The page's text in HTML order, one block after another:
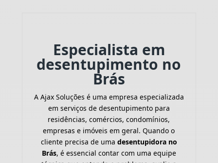
Especialista em
desentupimento no
Brás
A Ajax Soluções é uma empresa especializada
em serviços de desentupimento para
residências, comércios, condomínios,
empresas e imóveis em geral. Quando o
cliente precisa de uma desentupidora no
Brás, é essencial contar com uma equipe